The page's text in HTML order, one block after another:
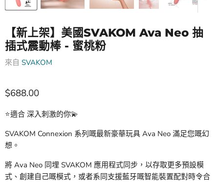
【新上架】美國SVAKOM Ava Neo 抽
插式震動棒 - 蜜桃粉
來自 SVAKOM
現價
$688.00
⭐️適合 深入刺激的你💫
SVAKOM Connexion 系列嘅最新豪華玩具 Ava Neo 滿足您嘅幻
想。
將 Ava Neo 同埋 SVAKOM 應用程式同步，以存取更多預設模
式、創建自己嘅模式，或者系同支援藍牙嘅智能裝置配對時令合